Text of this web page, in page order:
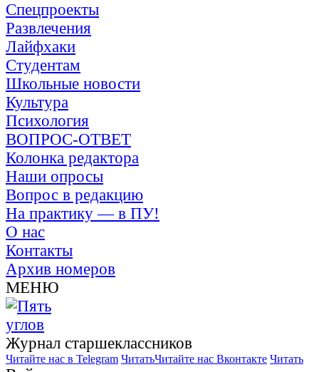
Спецпроекты
Развлечения
Лайфхаки
Студентам
Школьные новости
Культура
Психология
ВОПРОС-ОТВЕТ
Колонка редактора
Наши опросы
Вопрос в редакцию
На практику — в ПУ!
О нас
Контакты
Архив номеров
МЕНЮ
Журнал старшекласcников
Читайте нас в Telegram ЧитатьЧитайте нас Вконтакте Читать